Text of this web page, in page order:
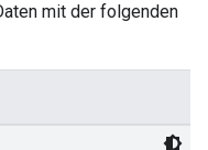
mit der folgenden